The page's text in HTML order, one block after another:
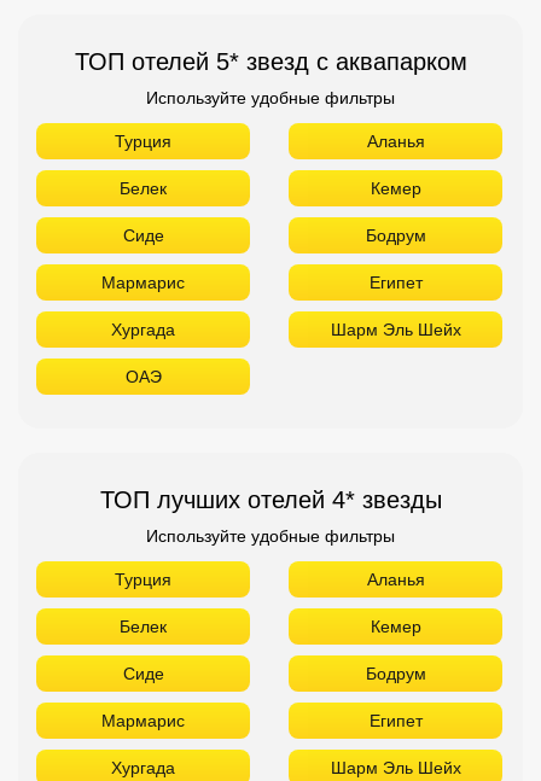
ТОП отелей 5* звезд с аквапарком
Используйте удобные фильтры
Турция Аланья
Белек Кемер
Сиде Бодрум
Мармарис Египет
Хургада Шарм Эль Шейх
ОАЭ
ТОП лучших отелей 4* звезды
Используйте удобные фильтры
Турция Аланья
Белек Кемер
Сиде Бодрум
Мармарис Египет
Хургада Шарм Эль Шейх